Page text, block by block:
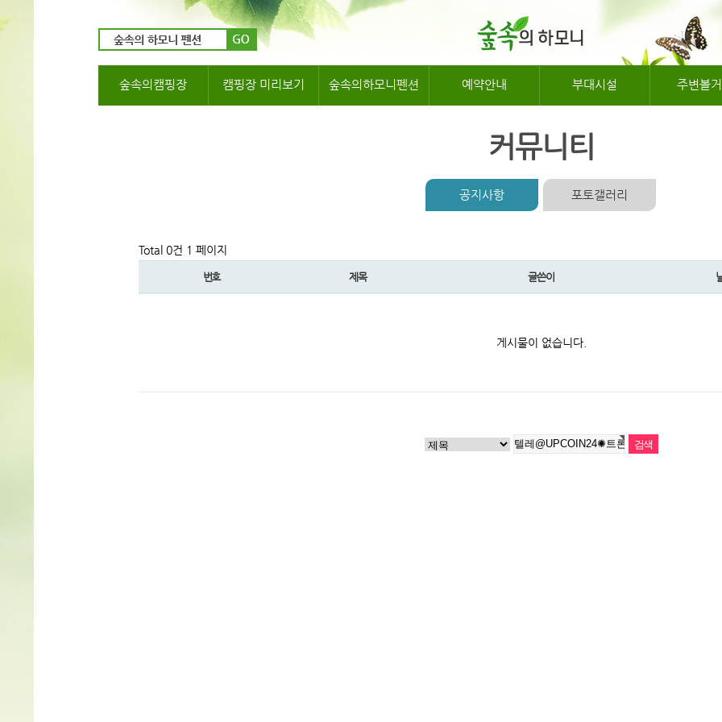
숲속의캠핑장 캠핑장 미리보기 숲속의하모니펜션 예약안내 부대시설 주변볼
커뮤니티
공지사항 포토갤러리
Total 0건 1 페이지
번호 제목 글쓴이
게시물이 없습니다.